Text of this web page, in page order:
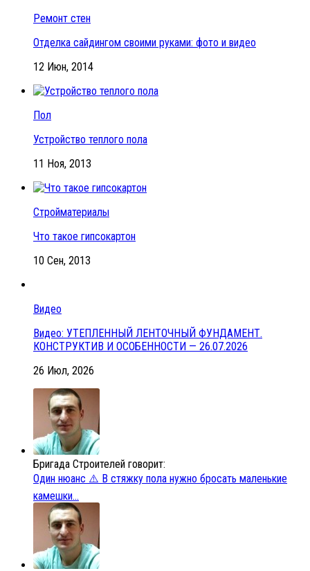
Ремонт стен
Отделка сайдингом своими руками: фото и видео
12 Июн, 2014
Пол
Устройство теплого пола
11 Ноя, 2013
Стройматериалы
Что такое гипсокартон
10 Сен, 2013
Видео
Видео: УТЕПЛЕННЫЙ ЛЕНТОЧНЫЙ ФУНДАМЕНТ.
КОНСТРУКТИВ И ОСОБЕННОСТИ — 26.07.2026
26 Июл, 2026
Бригада Строителей говорит:
Один нюанс ⚠️ В стяжку пола нужно бросать маленькие
камешки...